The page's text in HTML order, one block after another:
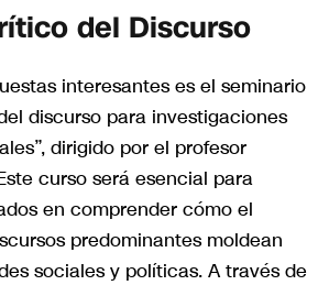
del Discurso
interesantes es el seminario
discurso para investigaciones
dirigido por el profesor
curso será esencial para
en comprender cómo el
predominantes moldean
sociales y políticas. A través de